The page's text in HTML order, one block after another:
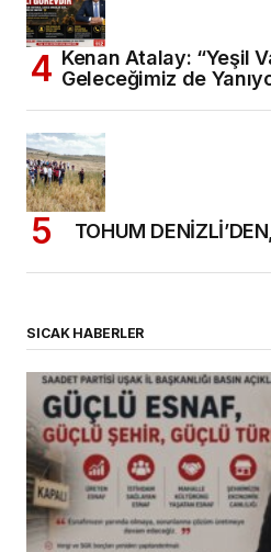
Kenan Atalay: “Yeşil
Geleceğimiz de
TOHUM
SICAK HABERLER